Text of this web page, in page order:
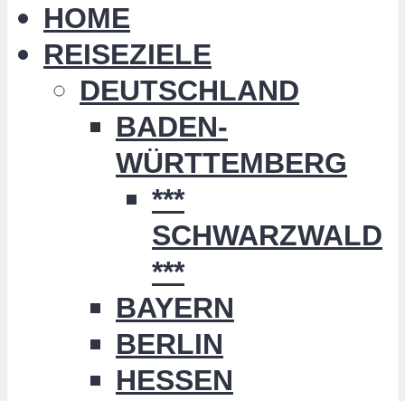
HOME
REISEZIELE
DEUTSCHLAND
BADEN-
WÜRTTEMBERG
***
SCHWARZWALD
***
BAYERN
BERLIN
HESSEN